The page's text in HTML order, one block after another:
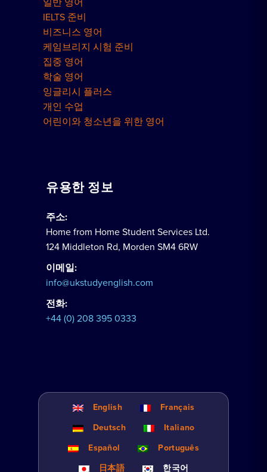
IELTS 준비
비즈니스 영어
케임브리지 시험 준비
집중 영어
학술 영어
잉글리시 플러스
개인 수업
어린이와 청소년을 위한 영어
유용한 정보
주소:
Home from Home Student Services Ltd.
124 Middleton Rd, Morden SM4 6RW
이메일:
info@ukstudyenglish.com
전화:
+44 (0) 208 395 0333
English
Français
Deutsch
Italiano
Español
Português
日本語
한국어